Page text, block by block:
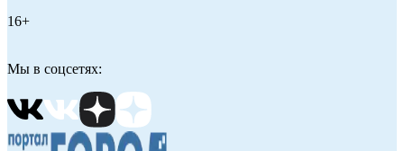
16+
Мы в соцсетях: